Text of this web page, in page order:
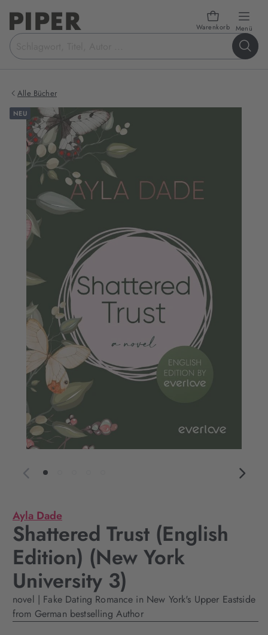
Warenkorb Menü
Suchbegriff
eingeben
Alle Bücher
NEU
Produktbilder
zum
Buch
Ayla Dade
Shattered Trust (English
Edition) (New York
University 3)
novel | Fake Dating Romance in New York's Upper Eastside
from German bestselling Author